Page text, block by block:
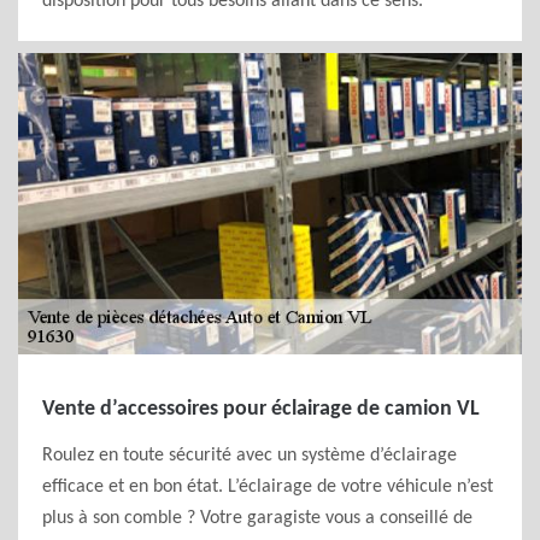
Vente d’accessoires pour éclairage de camion VL
Roulez en toute sécurité avec un système d’éclairage
efficace et en bon état. L’éclairage de votre véhicule n’est
plus à son comble ? Votre garagiste vous a conseillé de